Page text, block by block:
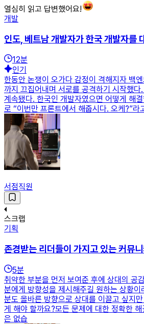
열심히 읽고 답변했어요!
개발
인도, 베트남 개발자가 한국 개발자를
12분
인기
한동안 논쟁이 오가다 감정이 격해지자 백
까지 끄집어내며 서로를 공격하기 시작했
계속됐다. 한국인 개발자였으면 어떻게 해
로 “이번만 프론트에서 해줍시다. 오케?”라
서점직원
스크랩
기획
존경받는 리더들이 가지고 있는 커뮤
5분
취약한 부분을 먼저 보여준 후에 상대의 공
분에게 방향성을 제시해주길 원하는 상황이
분도 올바른 방향으로 상대를 이끌고 싶지
게 해야 할까요?모든 문제에 대한 정확한
은 없습